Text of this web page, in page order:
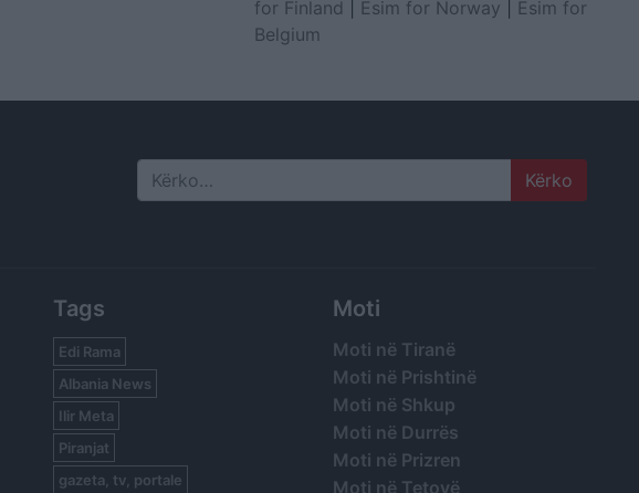
for Finland
Esim for Norway
Esim for
Belgium
Search
Tags
Edi Rama
Albania News
Ilir Meta
Piranjat
gazeta, tv, portale
Moti
Moti në Tiranë
Moti në Prishtinë
Moti në Shkup
Moti në Durrës
Moti në Prizren
Moti në Tetovë